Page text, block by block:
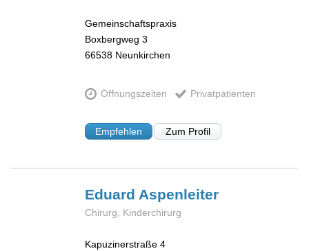
Gemeinschaftspraxis
Boxbergweg 3
66538 Neunkirchen
Öffnungszeiten Privatpatienten
Empfehlen Zum Profil
Eduard Aspenleiter
Chirurg, Kinderchirurg
Kapuzinerstraße 4